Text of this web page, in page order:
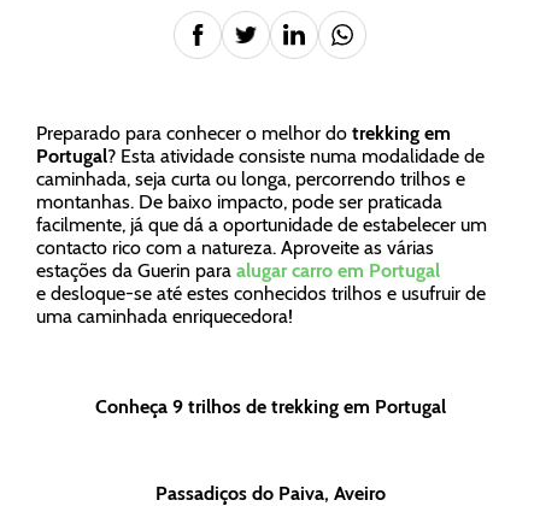
Preparado para conhecer o melhor do trekking em
Portugal? Esta atividade consiste numa modalidade de
caminhada, seja curta ou longa, percorrendo trilhos e
montanhas. De baixo impacto, pode ser praticada
facilmente, já que dá a oportunidade de estabelecer um
contacto rico com a natureza. Aproveite as várias
estações da Guerin para alugar carro em Portugal
e desloque-se até estes conhecidos trilhos e usufruir de
uma caminhada enriquecedora!
Conheça 9 trilhos de trekking em Portugal
Passadiços do Paiva, Aveiro